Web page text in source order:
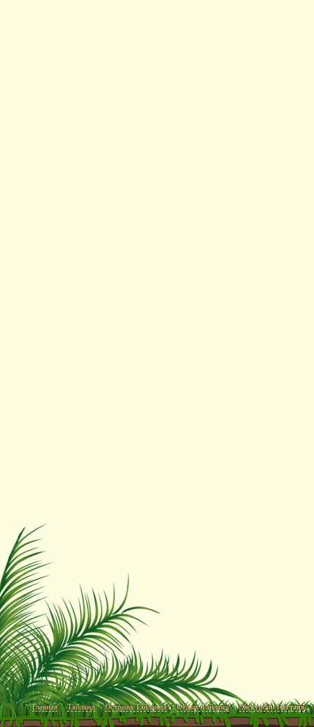
Главная Тайланд Острова Тайланда Отдых Тайланд Экскурсии Паттайя